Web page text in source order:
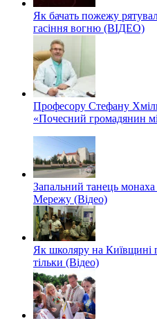
Як бачать пожежу
гасіння вогню (ВІДЕО)
Професору Стефану
«Почесний громадянин
Запальний танець
Мережу (Відео)
Як школяру на Київщині
тільки (Відео)